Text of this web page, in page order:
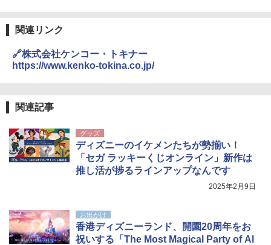
関連リンク
🔗株式会社ケンコー・トキナー
https://www.kenko-tokina.co.jp/
関連記事
グッズ
ディズニーのイケメンたちが勢揃い！
「セガ ラッキーくじオンライン」新作は
推し活が捗るラインアップなんです
2025年2月9日
お出かけ
香港ディズニーランド、開園20周年をお
祝いする「The Most Magical Party of Al